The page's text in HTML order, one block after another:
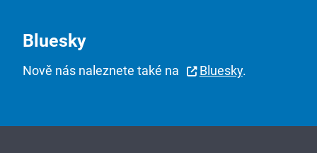
Bluesky
Nově nás naleznete také na Bluesky.